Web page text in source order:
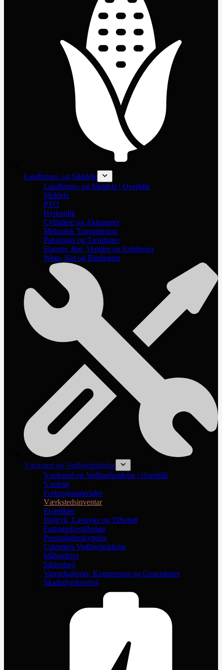
Landbrugs- og Sliddele
Landbrugs- og Sliddele | Overblik
Sliddele
PTO
Hydraulik
Cylindere og Aktuatorer
Mekanisk Transmission
Pakninger og Tætninger
Slanger, Rør, Ventiler og Koblinger
Wrap, Net og Bindegarn
Værksted og Vedligeholdelse
Værksted og Vedligeholdelse | Overblik
Værktøj
Forbrugsmaterialer
Værkstedsinventar
El-artikler
Højtryk, Lavtryks og Tilbehør
Fastgørelsestilbehør
Personligbeskyttelse
Udendørs Vedligeholdelse
Måleudstyr
Sikkerhed
Varmekanoner, Kompressor og Generatorer
Skadedyrskontrol